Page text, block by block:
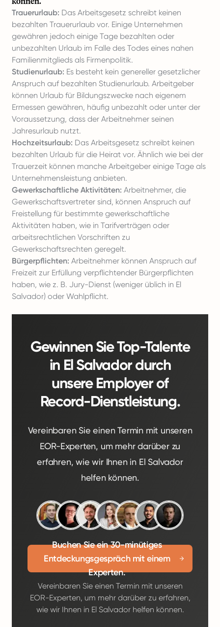
Trauerurlaub: Das Arbeitsgesetz schreibt keinen
bezahlten Trauerurlaub vor. Einige Unternehmen
gewähren jedoch einige Tage bezahlten oder
unbezahlten Urlaub im Falle des Todes eines nahen
Familienmitglieds als Firmenpolitik.
Studienurlaub: Es besteht kein genereller gesetzlicher
Anspruch auf bezahlten Studienurlaub. Arbeitgeber
können Urlaub für Bildungszwecke nach eigenem
Ermessen gewähren, häufig unbezahlt oder unter der
Voraussetzung, dass der Arbeitnehmer seinen
Jahresurlaub nutzt.
Hochzeitsurlaub: Das Arbeitsgesetz schreibt keinen
bezahlten Urlaub für die Heirat vor. Ähnlich wie bei der
Trauerzeit können manche Arbeitgeber einige Tage als
Unternehmensleistung anbieten.
Gewerkschaftliche Aktivitäten: Arbeitnehmer, die
Gewerkschaftsvertreter sind, können Anspruch auf
Freistellung für bestimmte gewerkschaftliche
Aktivitäten haben, wie in Tarifverträgen oder
arbeitsrechtlichen Vorschriften zu
Gewerkschaftsrechten geregelt.
Bürgerpflichten: Arbeitnehmer können Anspruch auf
Freizeit zur Erfüllung verpflichtender Bürgerpflichten
haben, wie z. B. Jury-Dienst (weniger üblich in El
Salvador) oder Wahlpflicht.
Gewinnen Sie Top-Talente
in El Salvador durch
unsere Employer of
Record-Dienstleistung.
Vereinbaren Sie einen Termin mit unseren
EOR-Experten, um mehr darüber zu
erfahren, wie wir Ihnen in El Salvador
helfen können.
Buchen Sie ein 30-minütiges
Entdeckungsgespräch mit einem
Experten.
Vereinbaren Sie einen Termin mit unseren
EOR-Experten, um mehr darüber zu erfahren,
wie wir Ihnen in El Salvador helfen können.